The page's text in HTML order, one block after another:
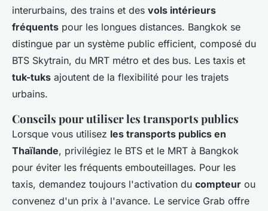
interurbains, des trains et des vols intérieurs
fréquents pour les longues distances. Bangkok se
distingue par un système public efficient, composé du
BTS Skytrain, du MRT métro et des bus. Les taxis et
tuk-tuks ajoutent de la flexibilité pour les trajets
urbains.
Conseils pour utiliser les transports publics
Lorsque vous utilisez les transports publics en
Thaïlande, privilégiez le BTS et le MRT à Bangkok
pour éviter les fréquents embouteillages. Pour les
taxis, demandez toujours l'activation du compteur ou
convenez d'un prix à l'avance. Le service Grab offre